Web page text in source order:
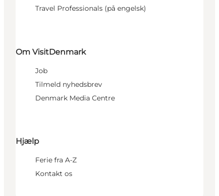
Travel Professionals (på engelsk)
Om VisitDenmark
Job
Tilmeld nyhedsbrev
Denmark Media Centre
Hjælp
Ferie fra A-Z
Kontakt os